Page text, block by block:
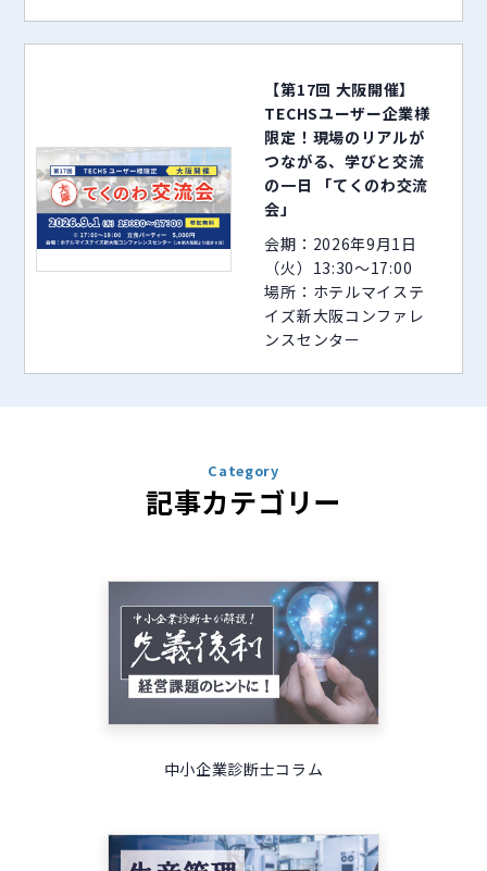
【第17回 大阪開催】
TECHSユーザー企業様
限定！現場のリアルが
つながる、学びと交流
の一日 「てくのわ交流
会」
会期：2026年9月1日
（火）13:30～17:00
場所：ホテルマイステ
イズ新大阪コンファレ
ンスセンター
記事カテゴリー
Category
中小企業診断士コラム